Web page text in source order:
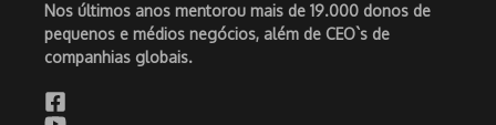
Nos últimos anos mentorou mais de 19.000 donos de
pequenos e médios negócios, além de CEO`s de
companhias globais.